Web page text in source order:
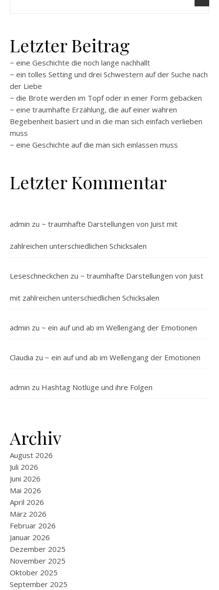
Letzter Beitrag
~ eine Geschichte die noch lange nachhallt
~ ein tolles Setting und drei Schwestern auf der Suche nach
der Liebe
~ die Brote werden im Topf oder in einer Form gebacken
~ eine traumhafte Erzählung, die auf einer wahren
Begebenheit basiert und in die man sich einfach verlieben
muss
~ eine Geschichte auf die man sich einlassen muss
Letzter Kommentar
admin zu ~ traumhafte Darstellungen von Juist mit
zahlreichen unterschiedlichen Schicksalen
Leseschneckchen zu ~ traumhafte Darstellungen von Juist
mit zahlreichen unterschiedlichen Schicksalen
admin zu ~ ein auf und ab im Wellengang der Emotionen
Claudia zu ~ ein auf und ab im Wellengang der Emotionen
admin zu Hashtag Notlüge und ihre Folgen
Archiv
August 2026
Juli 2026
Juni 2026
Mai 2026
April 2026
März 2026
Februar 2026
Januar 2026
Dezember 2025
November 2025
Oktober 2025
September 2025